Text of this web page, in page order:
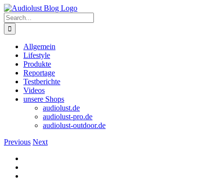
Skip
to
content
Search
for:
Allgemein
Lifestyle
Produkte
Reportage
Testberichte
Videos
unsere Shops
audiolust.de
audiolust-pro.de
audiolust-outdoor.de
Previous Next